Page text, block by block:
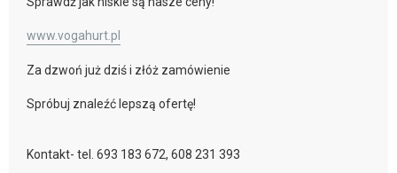
www.vogahurt.pl
Za dzwoń już dziś i złóż zamówienie
Spróbuj znaleźć lepszą ofertę!
Kontakt- tel. 693 183 672, 608 231 393